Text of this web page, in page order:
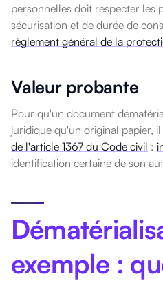
personnelles doit respecter les
sécurisation et de durée de
règlement général de la
Valeur probante
Pour qu'un document
juridique qu'un original papier,
de l'article 1367 du Code civil :
identification certaine de son
exemple :